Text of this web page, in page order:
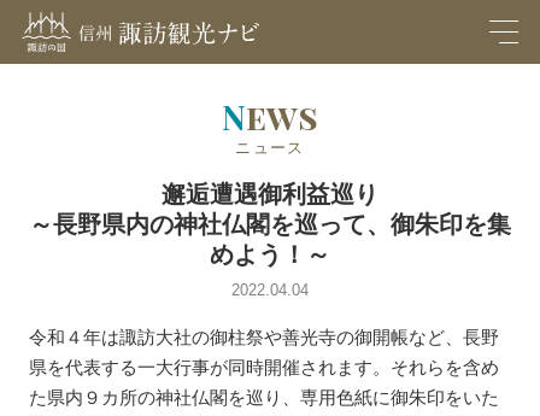
EN
News
ニュース
邂逅遭遇御利益巡り
～長野県内の神社仏閣を巡って、御朱印を集
めよう！～
2022.04.04
令和４年は諏訪大社の御柱祭や善光寺の御開帳など、長野
県を代表する一大行事が同時開催されます。それらを含め
た県内９カ所の神社仏閣を巡り、専用色紙に御朱印をいた